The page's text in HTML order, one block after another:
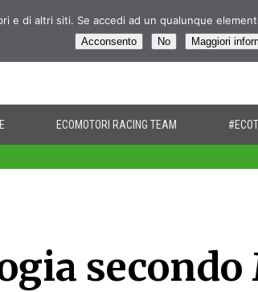
ECOMOTORI RACING TEAM
e di altri siti. Se accedi ad un qualunque
Acconsento No Maggiori